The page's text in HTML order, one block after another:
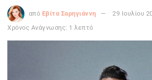
από Εβίτα Σαρηγιάννη
29 Ιουλίου
Χρόνος Ανάγνωσης: 1 λεπτό